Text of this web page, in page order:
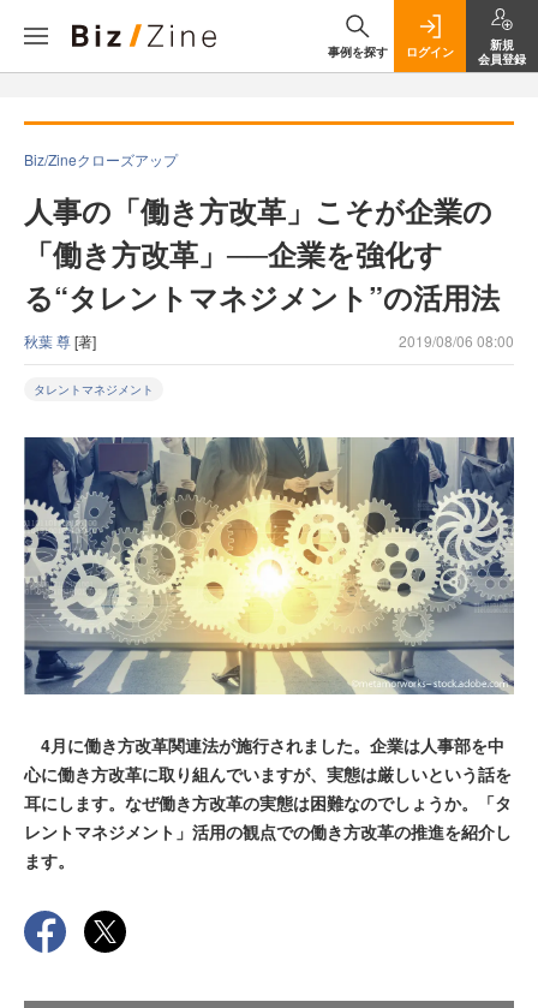
事例を探す ログイン
新規
会員登録
Biz/Zineクローズアップ
人事の「働き方改革」こそが企業の
「働き方改革」──企業を強化す
る“タレントマネジメント”の活用法
秋葉 尊[著] 2019/08/06 08:00
タレントマネジメント
4月に働き方改革関連法が施行されました。企業は人事部を中
心に働き方改革に取り組んでいますが、実態は厳しいという話を
耳にします。なぜ働き方改革の実態は困難なのでしょうか。「タ
レントマネジメント」活用の観点での働き方改革の推進を紹介し
ます。